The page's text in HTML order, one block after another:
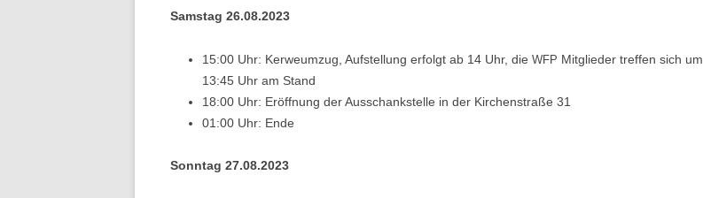
Samstag 26.08.2023
15:00 Uhr: Ker­weumzug, Auf­stel­lung erfol­gt ab 14 Uhr, die WFP Mit­glieder tre­f­fen sich um
13:45 Uhr am Stand
18:00 Uhr: Eröff­nung der Auss­chankstelle in der Kirchen­straße 31
01:00 Uhr: Ende
Sonntag 27.08.2023